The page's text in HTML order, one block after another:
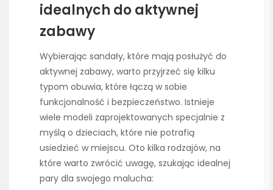
idealnych do aktywnej
zabawy
Wybierając sandały, które mają posłużyć do
aktywnej zabawy, warto przyjrzeć się kilku
typom obuwia, które łączą w sobie
funkcjonalność i bezpieczeństwo. Istnieje
wiele modeli zaprojektowanych specjalnie z
myślą o dzieciach, które nie potrafią
usiedzieć w miejscu. Oto kilka rodzajów, na
które warto zwrócić uwagę, szukając idealnej
pary dla swojego malucha: